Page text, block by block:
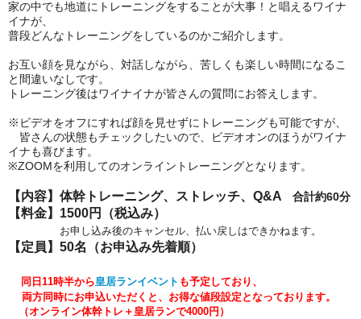
家の中でも地道にトレーニングをすることが大事！と唱えるワイナ
イナが、
普段どんなトレーニングをしているのかご紹介します。
お互い顔を見ながら、対話しながら、苦しくも楽しい時間になるこ
と間違いなしです。
トレーニング後はワイナイナが皆さんの質問にお答えします。
※ビデオをオフにすれば顔を見せずにトレーニングも可能ですが、
皆さんの状態もチェックしたいので、ビデオオンのほうがワイナ
イナも喜びます。
※ZOOMを利用してのオンライントレーニングとなります。
【内容】 体幹トレーニング、ストレッチ、Q&A 合計約60分
【料金】 1500円（税込み）
お申し込み後のキャンセル、払い戻しはできかねます。
【定員】50名（お申込み先着順）
同日11時半から皇居ランイベント も予定しており、
両方同時にお申込いただくと、お得な値段設定となっております。
（オンライン体幹トレ＋皇居ランで4000円）